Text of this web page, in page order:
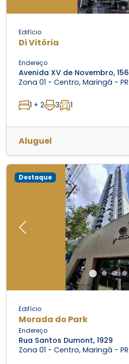
Edifício
Di Vitória
Endereço
Avenida XV de Novembro, 156
Zona 01 - Centro, Maringá - PR
1 + 2 3 1
Aluguel
Previous
Destaque
Edifício
Morada do Park
Endereço
Rua Santos Dumont, 1929
Zona 01 - Centro, Maringá - PR